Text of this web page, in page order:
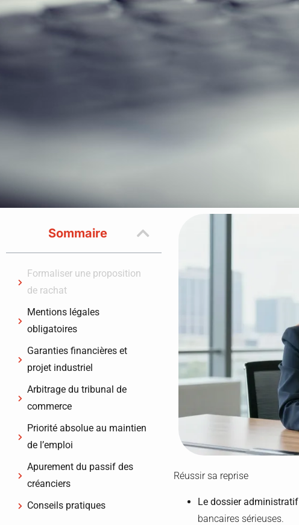
Sommaire
Formaliser une proposition
de rachat
Mentions légales
obligatoires
Garanties financières et
projet industriel
Arbitrage du tribunal de
commerce
Priorité absolue au maintien
de l’emploi
Apurement du passif des
créanciers
Conseils pratiques
Réussir sa reprise
Le dossier administratif
bancaires sérieuses.